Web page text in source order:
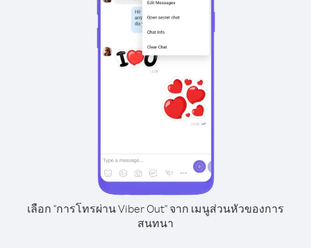
เลือก "การโทรผ่าน Viber Out" จาก เมนูส่วนหัวของการ
สนทนา